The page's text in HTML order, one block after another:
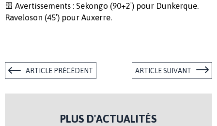
🟨 Avertissements : Sekongo (90+2′) pour Dunkerque.
Raveloson (45′) pour Auxerre.
ARTICLE PRÉCÉDENT ARTICLE SUIVANT
PLUS D'ACTUALITÉS